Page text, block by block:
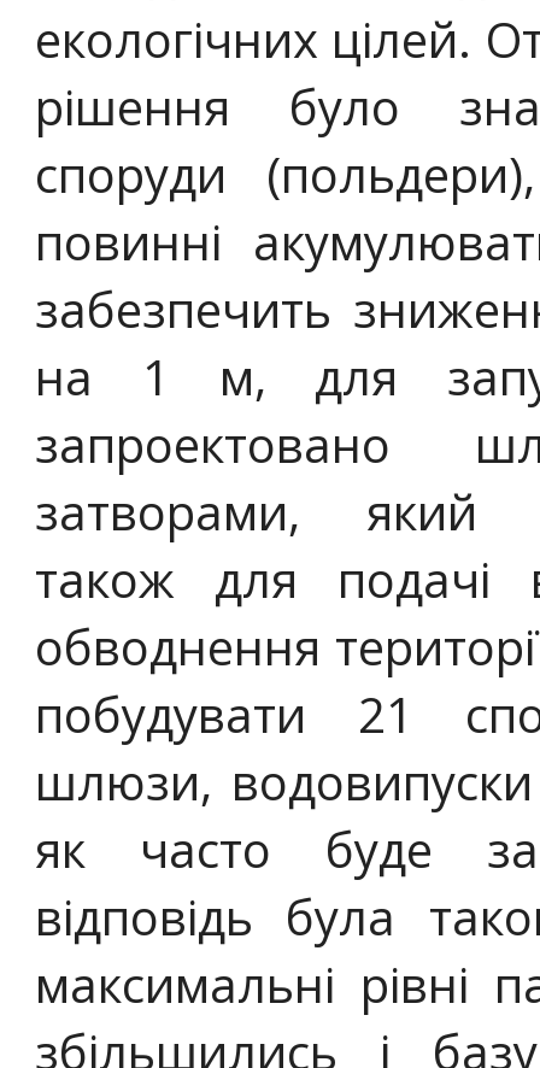
екологічних цілей.
рішення було
споруди
повинні
забезпечить
на 1 м, для
запроектовано
затворами, який
також для
обводнення
побудувати 21
шлюзи,
як часто буде
відповідь була
максимальні рівні
збільшились і